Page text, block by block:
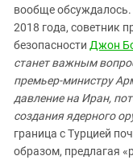
Чечня
Южный Кавказ
ЮФО
вообще
2018 года, советник
безопасности Джон
станет важным
премьер-министру
давление на Иран,
создания ядерного
граница с Турцией
образом, предлагая